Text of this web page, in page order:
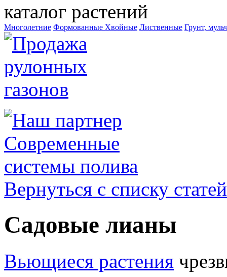
каталог растений
Многолетние Формованные Хвойные Лиственные Грунт,
Вернуться с списку статей
Садовые лианы
Вьющиеся растения